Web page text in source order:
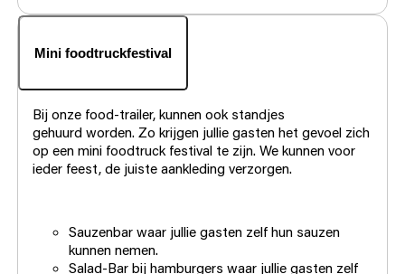
Mini foodtruckfestival
Bij onze food-trailer, kunnen ook standjes
gehuurd worden. Zo krijgen jullie gasten het gevoel zich
op een mini foodtruck festival te zijn. We kunnen voor
ieder feest, de juiste aankleding verzorgen.
Sauzenbar waar jullie gasten zelf hun sauzen
kunnen nemen.
Salad-Bar bij hamburgers waar jullie gasten zelf